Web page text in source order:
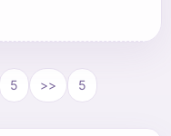
情。 原因无他，传闻
在床上三个月,生死未
琪。 沈琪觉得自己一定
5 >> 5